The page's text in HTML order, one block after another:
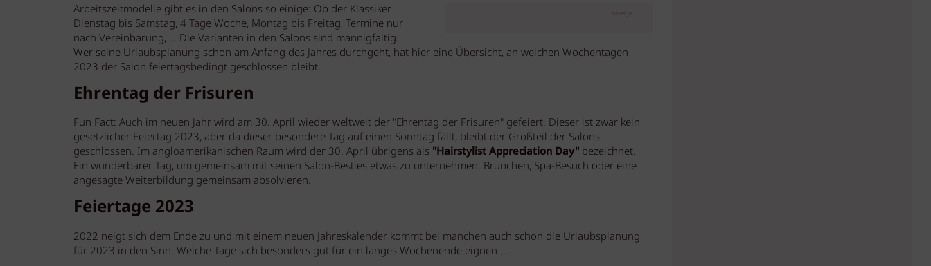
Anzeige
Arbeitszeitmodelle gibt es in den Salons so einige: Ob der Klassiker
Dienstag bis Samstag, 4 Tage Woche, Montag bis Freitag, Termine nur
nach Vereinbarung, … Die Varianten in den Salons sind mannigfaltig.
Wer seine Urlaubsplanung schon am Anfang des Jahres durchgeht, hat hier eine Übersicht, an welchen Wochentagen
2023 der Salon feiertagsbedingt geschlossen bleibt.
Ehrentag der Frisuren
Fun Fact: Auch im neuen Jahr wird am 30. April wieder weltweit der "Ehrentag der Frisuren" gefeiert. Dieser ist zwar kein
gesetzlicher Feiertag 2023, aber da dieser besondere Tag auf einen Sonntag fällt, bleibt der Großteil der Salons
geschlossen. Im angloamerikanischen Raum wird der 30. April übrigens als "Hairstylist Appreciation Day"bezeichnet.
Ein wunderbarer Tag, um gemeinsam mit seinen Salon-Besties etwas zu unternehmen: Brunchen, Spa-Besuch oder eine
angesagte Weiterbildung gemeinsam absolvieren.
Feiertage 2023
2022 neigt sich dem Ende zu und mit einem neuen Jahreskalender kommt bei manchen auch schon die Urlaubsplanung
für 2023 in den Sinn. Welche Tage sich besonders gut für ein langes Wochenende eignen ...